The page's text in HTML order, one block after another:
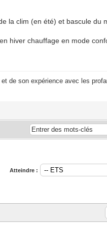
la clim (en été) et bascule du
hiver chauffage en mode
de son expérience avec les
Atteindre :